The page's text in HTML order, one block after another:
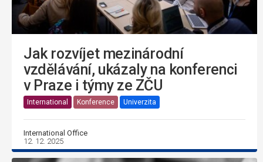
Jak rozvíjet mezinárodní
vzdělávání, ukázaly na konferenci
v Praze i týmy ze ZČU
International Konference Univerzita
International Office
12. 12. 2025